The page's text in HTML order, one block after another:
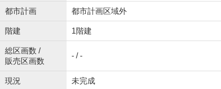
都市計画 都市計画区域外
階建 1階建
総区画数 /
販売区画数
- / -
現況 未完成